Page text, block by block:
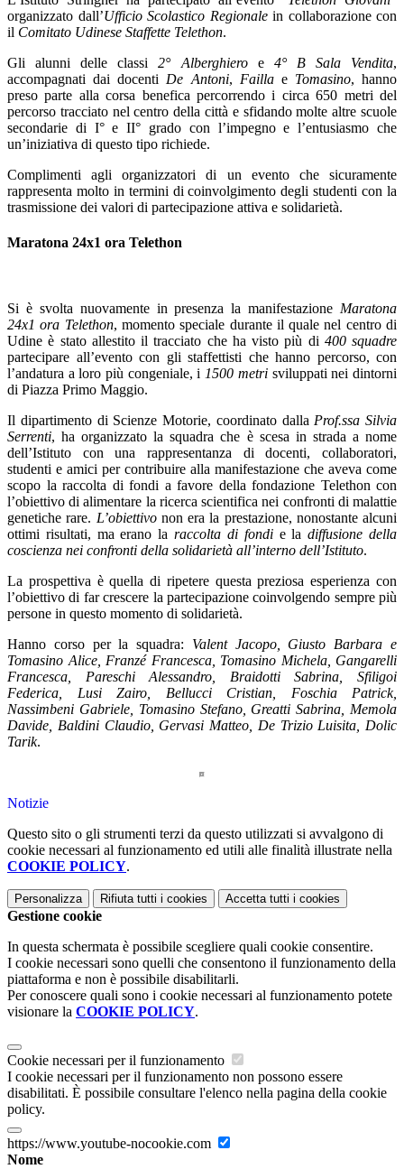
organizzato dall’Ufficio Scolastico Regionalein collaborazione con
il Comitato Udinese Staffette Telethon.
Gli alunni delle classi2° Alberghieroe 4° B Sala Vendita,
accompagnati dai docenti De Antoni, Faillae Tomasino, hanno
preso parte alla corsa benefica percorrendo i circa 650 metri del
percorso tracciato nel centro della città e sfidando molte altre scuole
secondarie di I° e II° grado con l’impegno e l’entusiasmo che
un’iniziativa di questo tipo richiede.
Complimenti agli organizzatori di un evento che sicuramente
rappresenta molto in termini di coinvolgimento degli studenti con la
trasmissione dei valori di partecipazione attiva e solidarietà.
Maratona 24x1 ora Telethon
Si è svolta nuovamente in presenza la manifestazione Maratona
24x1 ora Telethon, momento speciale durante il quale nel centro di
Udine è stato allestito il tracciato che ha visto più di 400 squadre
partecipare all’evento con gli staffettisti che hanno percorso, con
l’andatura a loro più congeniale, i 1500 metrisviluppati nei dintorni
di Piazza Primo Maggio.
Il dipartimento di Scienze Motorie, coordinato dalla Prof.ssa Silvia
Serrenti, ha organizzato la squadra che è scesa in strada a nome
dell’Istituto con una rappresentanza di docenti, collaboratori,
studenti e amici per contribuire alla manifestazione che aveva come
scopo la raccolta di fondi a favore della fondazione Telethon con
l’obiettivo di alimentare la ricerca scientifica nei confronti di malattie
genetiche rare. L’obiettivonon era la prestazione, nonostante alcuni
ottimi risultati, ma erano laraccolta di fondie ladiffusione della
coscienza nei confronti della solidarietà all’interno dell’Istituto.
La prospettiva è quella di ripetere questa preziosa esperienza con
l’obiettivo di far crescere la partecipazione coinvolgendo sempre più
persone in questo momento di solidarietà.
Hanno corso per la squadra: Valent Jacopo, Giusto Barbara e
Tomasino Alice, Franzé Francesca, Tomasino Michela, Gangarelli
Francesca, Pareschi Alessandro, Braidotti Sabrina, Sfiligoi
Federica, Lusi Zairo, Bellucci Cristian, Foschia Patrick,
Nassimbeni Gabriele, Tomasino Stefano, Greatti Sabrina, Memola
Davide, Baldini Claudio, Gervasi Matteo, De Trizio Luisita, Dolic
Tarik.
Notizie
Questo sito o gli strumenti terzi da questo utilizzati si avvalgono di
cookie necessari al funzionamento ed utili alle finalità illustrate nella
COOKIE POLICY.
Personalizza Rifiuta tutti i cookies Accetta tutti i cookies
Gestione cookie
In questa schermata è possibile scegliere quali cookie consentire.
I cookie necessari sono quelli che consentono il funzionamento della
piattaforma e non è possibile disabilitarli.
Per conoscere quali sono i cookie necessari al funzionamento potete
visionare la COOKIE POLICY.
Cookie necessari per il funzionamento
I cookie necessari per il funzionamento non possono essere
disabilitati. È possibile consultare l'elenco nella pagina della cookie
policy.
https://www.youtube-nocookie.com
Nome